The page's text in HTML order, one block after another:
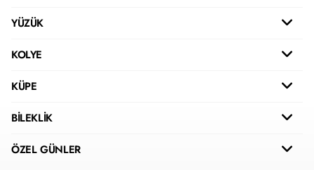
YÜZÜK
KOLYE
KÜPE
BİLEKLİK
ÖZEL GÜNLER